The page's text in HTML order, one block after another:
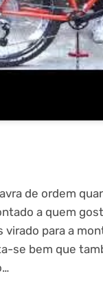
de ordem
a quem
virado para a
se bem que